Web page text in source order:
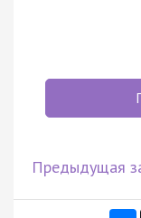
Предыдущая